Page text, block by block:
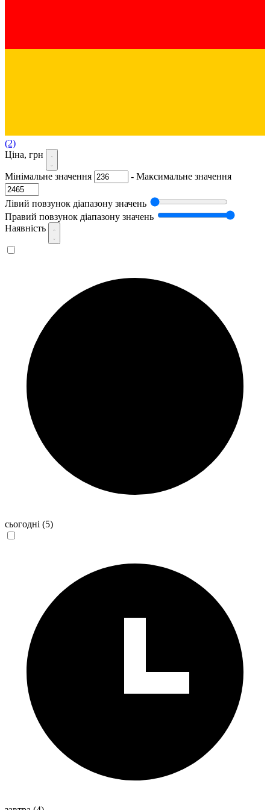
(2)
Ціна, грн
Мінімальне значення - Максимальне значення
Лівий повзунок діапазону значень
Правий повзунок діапазону значень
Наявність
сьогодні (5)